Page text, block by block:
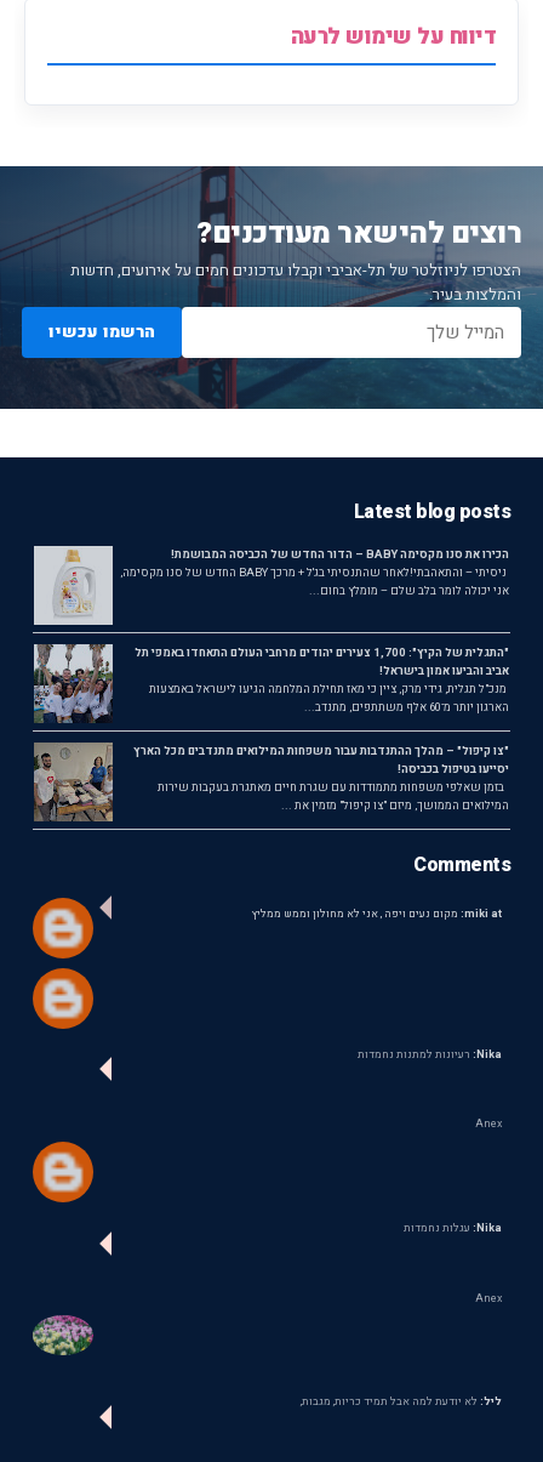
דיווח על שימוש לרעה
רוצים להישאר מעודכנים?
הצטרפו לניוזלטר של תל-אביבי וקבלו עדכונים חמים על אירועים, חדשות
והמלצות בעיר.
הרשמו עכשיו
Latest blog posts
הכירו את סנו מקסימה BABY – הדור החדש של הכביסה המבושמת!
ניסיתי – והתאהבתי!לאחר שהתנסיתי בג'ל + מרכך BABY החדש של סנו מקסימה,
אני יכולה לומר בלב שלם – מומלץ בחום...
"התגלית של הקיץ": 1,700 צעירים יהודים מרחבי העולם התאחדו באמפי תל
אביב והביעו אמון בישראל!
מנכ"ל תגלית, גידי מרק, ציין כי מאז תחילת המלחמה הגיעו לישראל באמצעות
הארגון יותר מ־60 אלף משתתפים, מתנדב...
"צו קיפול" – מהלך ההתנדבות עבור משפחות המילואים מתנדבים מכל הארץ
יסייעו בטיפול בכביסה!
בזמן שאלפי משפחות מתמודדות עם שגרת חיים מאתגרת בעקבות שירות
המילואים הממושך, מיזם "צו קיפול" מזמין את ...
Comments
miki at: מקום נעים ויפה , אני לא מחולון וממש ממליץ
Nika: רעיונות למתנות נחמדות
Anex
Nika: עגלות נחמדות
Anex
ליל: לא יודעת למה אבל תמיד כריות, מגבות,